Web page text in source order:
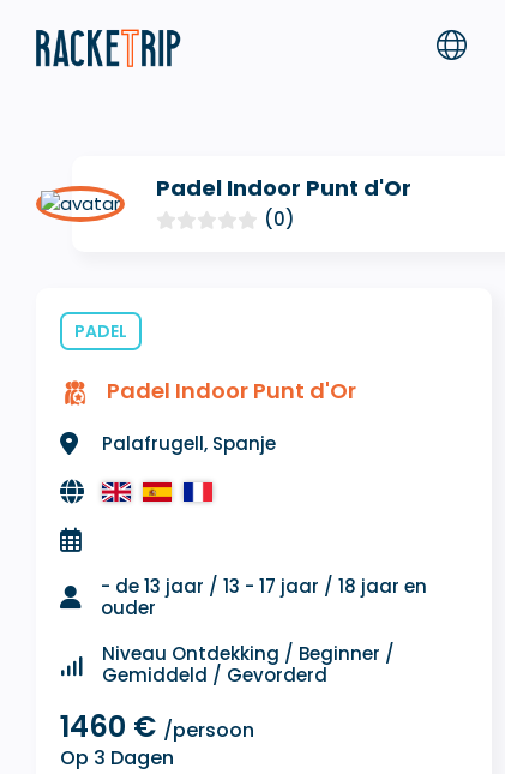
Padel Indoor Punt d'Or
(0)
PADEL
Padel Indoor Punt d'Or
Palafrugell, Spanje
- de 13 jaar / 13 - 17 jaar / 18 jaar en
ouder
Niveau Ontdekking / Beginner /
Gemiddeld / Gevorderd
1460 € /persoon
Op 3 Dagen